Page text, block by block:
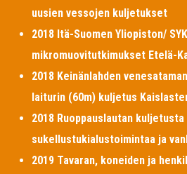
uusien vessojen kuljetukset
2018 Itä-Suomen Yliopiston/
mikromuovitutkimukset Etelä-
2018 Keinänlahden
laiturin (60m) kuljetus
2018 Ruoppauslautan
sukellustukialustoimintaa ja
2019 Tavaran, koneiden ja